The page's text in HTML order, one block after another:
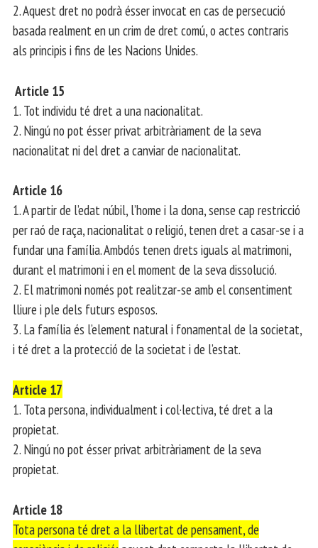
2. Aquest dret no podrà ésser invocat en cas de persecució
basada realment en un crim de dret comú, o actes contraris
als principis i fins de les Nacions Unides.
Article 15
1. Tot individu té dret a una nacionalitat.
2. Ningú no pot ésser privat arbitràriament de la seva
nacionalitat ni del dret a canviar de nacionalitat.
Article 16
1. A partir de l’edat núbil, l’home i la dona, sense cap restricció
per raó de raça, nacionalitat o religió, tenen dret a casar-se i a
fundar una família. Ambdós tenen drets iguals al matrimoni,
durant el matrimoni i en el moment de la seva dissolució.
2. El matrimoni només pot realitzar-se amb el consentiment
lliure i ple dels futurs esposos.
3. La família és l’element natural i fonamental de la societat,
i té dret a la protecció de la societat i de l’estat.
Article 17
1. Tota persona, individualment i col·lectiva, té dret a la
propietat.
2. Ningú no pot ésser privat arbitràriament de la seva
propietat.
Article 18
Tota persona té dret a la llibertat de pensament, de